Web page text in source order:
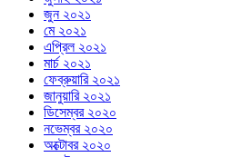
জুন ২০২১
মে ২০২১
এপ্রিল ২০২১
মার্চ ২০২১
ফেব্রুয়ারি ২০২১
জানুয়ারি ২০২১
ডিসেম্বর ২০২০
নভেম্বর ২০২০
অক্টোবর ২০২০